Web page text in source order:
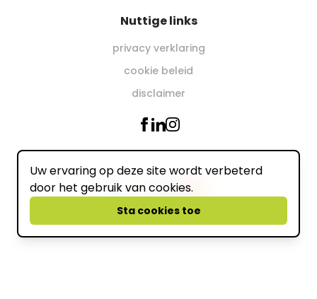
Nuttige links
privacy verklaring
cookie beleid
disclaimer
Wij accepteren online
powered by
Uw ervaring op deze site wordt verbeterd
door het gebruik van cookies.
Sta cookies toe